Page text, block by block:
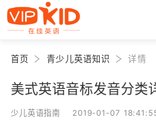
首页 青少儿英语知识 详情
美式英语音标发音分类
少儿英语指南 2019-01-07